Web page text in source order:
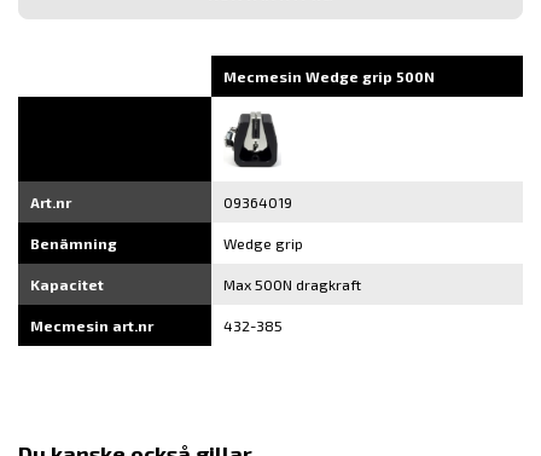
post
Mecmesin Wedge grip 500N
Art.nr 09364019
Benämning Wedge grip
Kapacitet Max 500N dragkraft
Mecmesin art.nr 432-385